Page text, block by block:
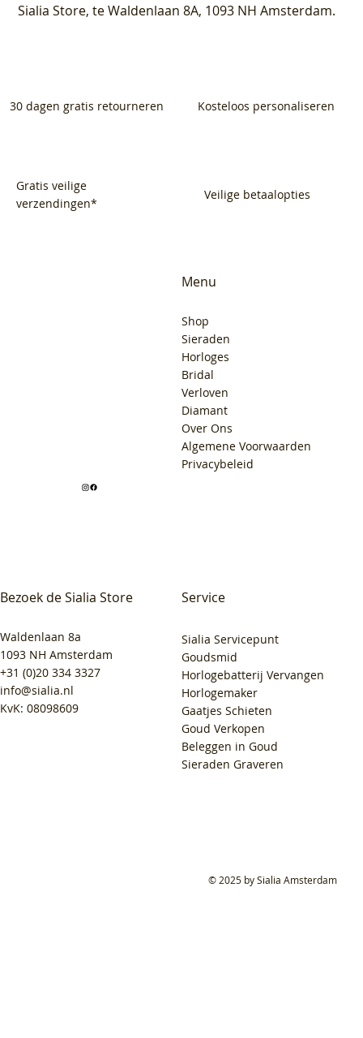
Sialia Store, te Waldenlaan 8A, 1093 NH Amsterdam.
30 dagen gratis retourneren Kosteloos personaliseren
Gratis veilige
verzendingen*
Veilige betaalopties
Bezoek de Sialia Store
Waldenlaan 8a
1093 NH Amsterdam
+31 (0)20 334 3327
info@sialia.nl
KvK: 08098609
Menu
Shop
Sieraden
Horloges
Bridal
Verloven
Diamant
Over Ons
Algemene Voorwaarden
Privacybeleid
Service
Sialia Servicepunt
Goudsmid
Horlogebatterij Vervangen
Horlogemaker
Gaatjes Schieten
Goud Verkopen
Beleggen in Goud
Sieraden Graveren
© 2025 by Sialia Amsterdam